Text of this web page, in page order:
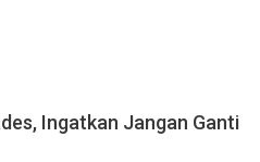
Ingatkan Jangan Ganti